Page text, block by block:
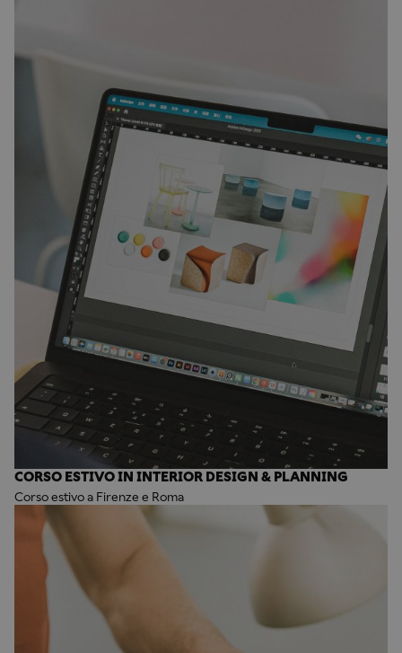
CORSO ESTIVO IN INTERIOR DESIGN & PLANNING
Corso estivo a Firenze e Roma